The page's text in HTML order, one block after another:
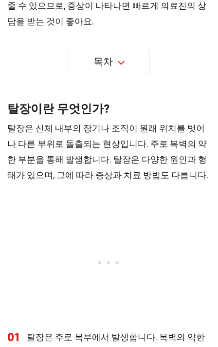
줄 수 있으므로, 증상이 나타나면 빠르게 의료진의 상
담을 받는 것이 좋아요.
목차
탈장이란 무엇인가?
탈장은 신체 내부의 장기나 조직이 원래 위치를 벗어
나 다른 부위로 돌출되는 현상입니다. 주로 복벽의 약
한 부분을 통해 발생합니다. 탈장은 다양한 원인과 형
태가 있으며, 그에 따라 증상과 치료 방법도 다릅니다.
01
탈장은 주로 복부에서 발생합니다. 복벽의 약한